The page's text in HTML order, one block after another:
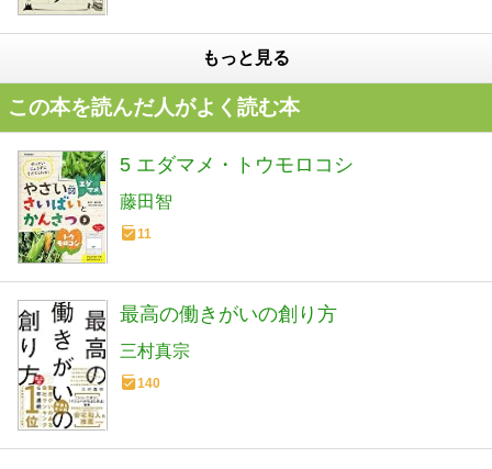
もっと見る
この本を読んだ人がよく読む本
5 エダマメ・トウモロコシ
藤田智
11
最高の働きがいの創り方
三村真宗
140